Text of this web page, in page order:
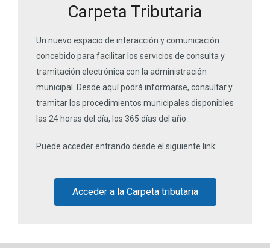
Carpeta Tributaria
Un nuevo espacio de interacción y comunicación
concebido para facilitar los servicios de consulta y
tramitación electrónica con la administración
municipal. Desde aquí podrá informarse, consultar y
tramitar los procedimientos municipales disponibles
las 24 horas del día, los 365 días del año..
Puede acceder entrando desde el siguiente link:
Acceder a la Carpeta tributaria